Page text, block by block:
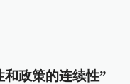
政策的连续性”